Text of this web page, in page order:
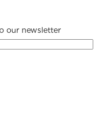
our newsletter